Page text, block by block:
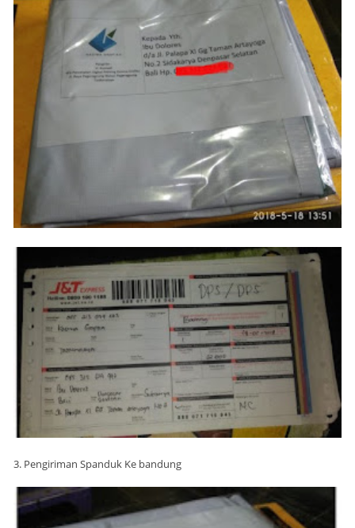
3. Pengiriman Spanduk Ke bandung